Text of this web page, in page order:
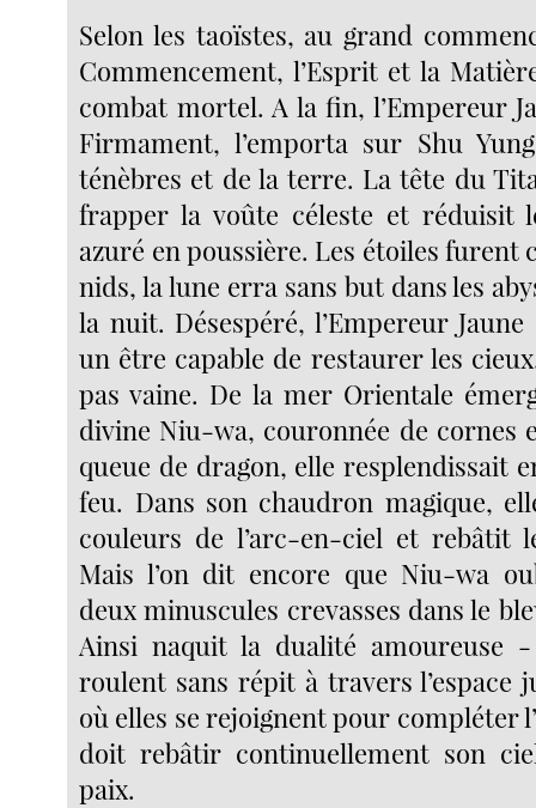
Selon les taoïstes, au grand
Commencement, l’Esprit et la
combat mortel. A la fin, l’Empereur
Firmament, l’emporta sur Shu
ténèbres et de la terre. La tête du
frapper la voûte céleste et réduisit
azuré en poussière. Les étoiles furent
nids, la lune erra sans but dans les
la nuit. Désespéré, l’Empereur
un être capable de restaurer les
pas vaine. De la mer Orientale
divine Niu-wa, couronnée de cornes
queue de dragon, elle resplendissait
feu. Dans son chaudron magique,
couleurs de l’arc-en-ciel et rebâtit
Mais l’on dit encore que Niu-wa
deux minuscules crevasses dans le
Ainsi naquit la dualité amoureuse
roulent sans répit à travers l’espace
où elles se rejoignent pour compléter
doit rebâtir continuellement son
paix.